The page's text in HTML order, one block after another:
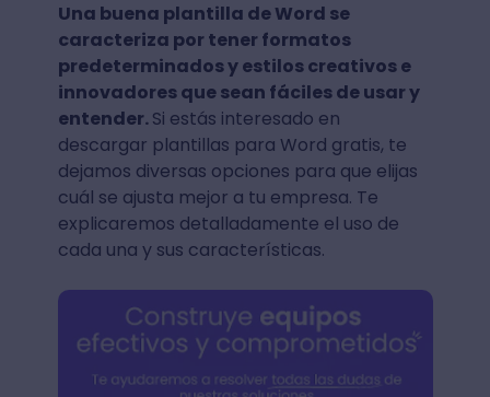
Una buena plantilla de Word se
caracteriza por tener formatos
predeterminados y estilos creativos e
innovadores que sean fáciles de usar y
entender.Si estás interesado en
descargar plantillas para Word gratis, te
dejamos diversas opciones para que elijas
cuál se ajusta mejor a tu empresa. Te
explicaremos detalladamente el uso de
cada una y sus características.